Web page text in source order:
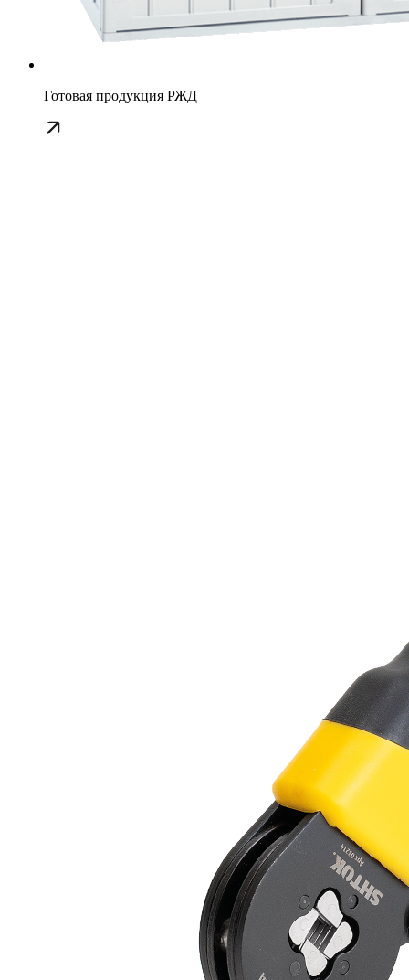
Готовая продукция РЖД